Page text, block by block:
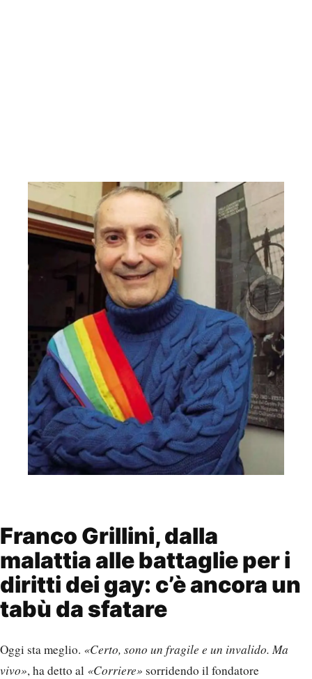
Franco Grillini, dalla
malattia alle battaglie per i
diritti dei gay: c’è ancora un
tabù da sfatare
Oggi sta meglio. «Certo, sono un fragile e un invalido. Ma
vivo», ha detto al «Corriere» sorridendo il fondatore